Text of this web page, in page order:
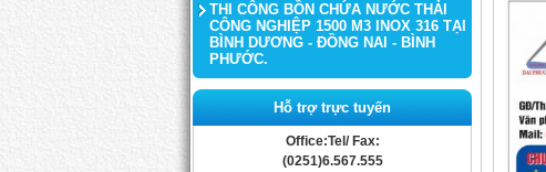
THI CÔNG BỒN CHỨA NƯỚC THẢI
CÔNG NGHIỆP 1500 M3 INOX 316 TẠI
BÌNH DƯƠNG - ĐỒNG NAI - BÌNH
PHƯỚC.
Hỗ trợ trực tuyến
Office:Tel/ Fax:
(0251)6.567.555